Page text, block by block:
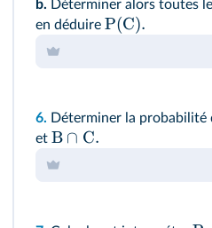
b. Déterminer alors toutes
en déduire P(C).
6. Déterminer la probabilité
et B ∩ C.